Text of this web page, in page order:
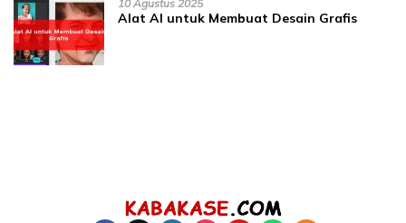
10 Agustus 2025
Alat AI untuk Membuat Desain Grafis